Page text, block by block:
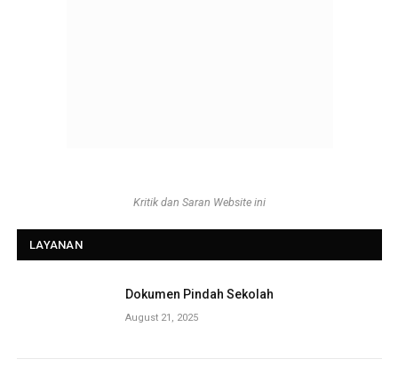
Kritik dan Saran Website ini
LAYANAN
Dokumen Pindah Sekolah
August 21, 2025